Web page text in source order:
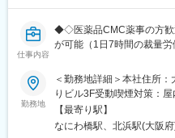
ら分担して推進しています
・治験～承認申請まで幅
発全体を俯瞰できる経験を
通常医薬品メーカー出身
員として登録しています。
ができ、メーカーと同じ
プデートできる環境です。
仕事内容
◆◇医薬品CMC薬事の方歓
が可能（1日7時間の裁量
◆◇
■仕事内容：
医薬品開発における理化
領域のコンサルティング業
勤務地
＜勤務地詳細＞本社住所
りビル3F受動喫煙対策：
【最寄り駅】
なにわ橋駅、北浜駅(大阪